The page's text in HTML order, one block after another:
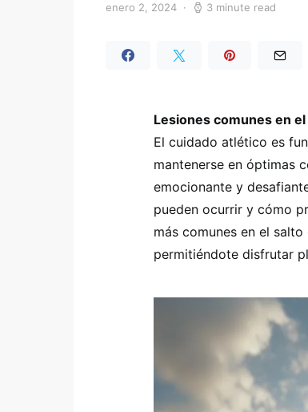
enero 2, 2024 3 minute read
Lesiones comunes en
El cuidado atlético es
mantenerse en óptimas
emocionante y
pueden ocurrir y cómo
más comunes en el
permitiéndote disfrutar